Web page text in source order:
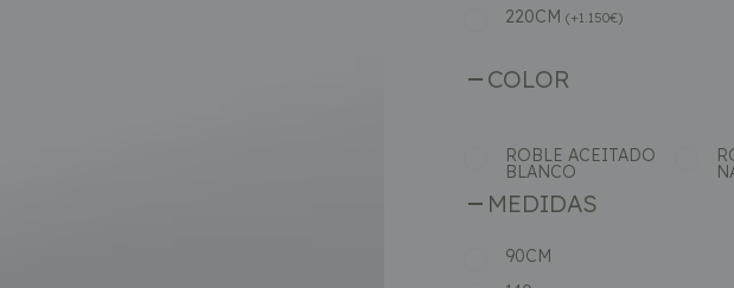
220CM (+1.150€)
COLOR
ROBLE ACEITADO
BLANCO
MEDIDAS
90CM